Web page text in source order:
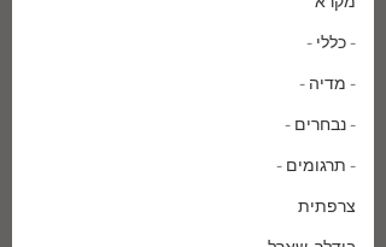
- כללי -
- מדיה -
- נבחרים -
- תרגומים -
צרפתית